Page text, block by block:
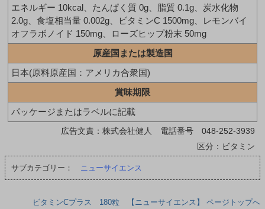
エネルギー 10kcal、たんぱく質 0g、脂質 0.1g、炭水化物
2.0g、食塩相当量 0.002g、ビタミンC 1500mg、レモンバイ
オフラボノイド 150mg、ローズヒップ粉末 50mg
原産国または製造国
日本(原料原産国：アメリカ合衆国)
賞味期限
パッケージまたはラベルに記載
広告文責：株式会社健人 電話番号 048-252-3939
区分：ビタミン
サブカテゴリー： ニューサイエンス
ビタミンCプラス 180粒 【ニューサイエンス】 ページトップへ